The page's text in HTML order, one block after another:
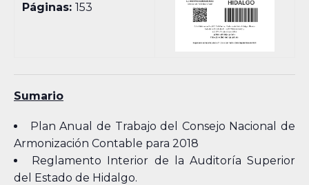
Páginas:153
Sumario
Plan Anual de Trabajo del Consejo Nacional de
Armonización Contable para 2018
Reglamento Interior de la Auditoría Superior
del Estado de Hidalgo.